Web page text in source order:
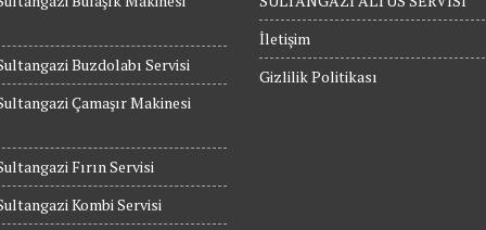
Buzdolabı Servisi
Çamaşır Makinesi
Fırın Servisi
Kombi Servisi
İletişim
Gizlilik Politikası